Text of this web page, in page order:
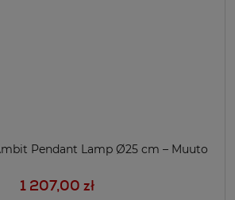
Pendant Lamp Ø25 cm – Muuto
1 207,00 zł